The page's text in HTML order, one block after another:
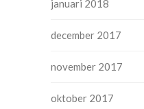
januari 2018
december 2017
november 2017
oktober 2017